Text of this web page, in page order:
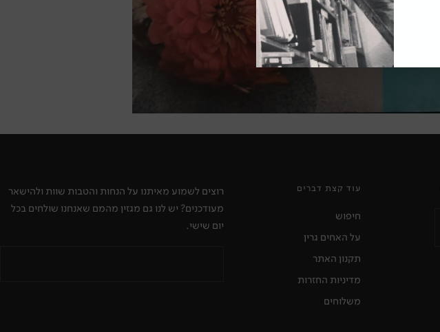
עוד קצת דברים
חיפוש
על האחים גרין
תקנון האתר
מדיניות החזרות
משלוחים
רוצים לשמוע מאיתנו על הנחות והטבות שוות ולהישאר
מעודכנים? יש לנו גם מגזין מהמם שאנחנו שולחים בכל
יום שישי.